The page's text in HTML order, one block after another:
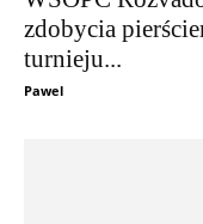
zdobycia
turnieju...
Pawel